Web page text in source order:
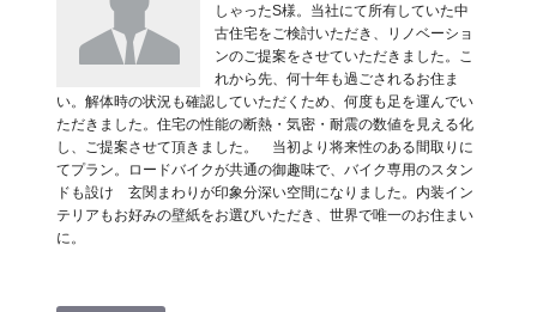
しゃったS様。当社にて所有していた中
古住宅をご検討いただき、リノベーショ
ンのご提案をさせていただきました。こ
れから先、何十年も過ごされるお住ま
い。解体時の状況も確認していただくため、何度も足を運んでい
ただきました。住宅の性能の断熱・気密・耐震の数値を見える化
し、ご提案させて頂きました。 当初より将来性のある間取りに
てプラン。ロードバイクが共通の御趣味で、バイク専用のスタン
ドも設け 玄関まわりが印象分深い空間になりました。内装イン
テリアもお好みの壁紙をお選びいただき、世界で唯一のお住まい
に。